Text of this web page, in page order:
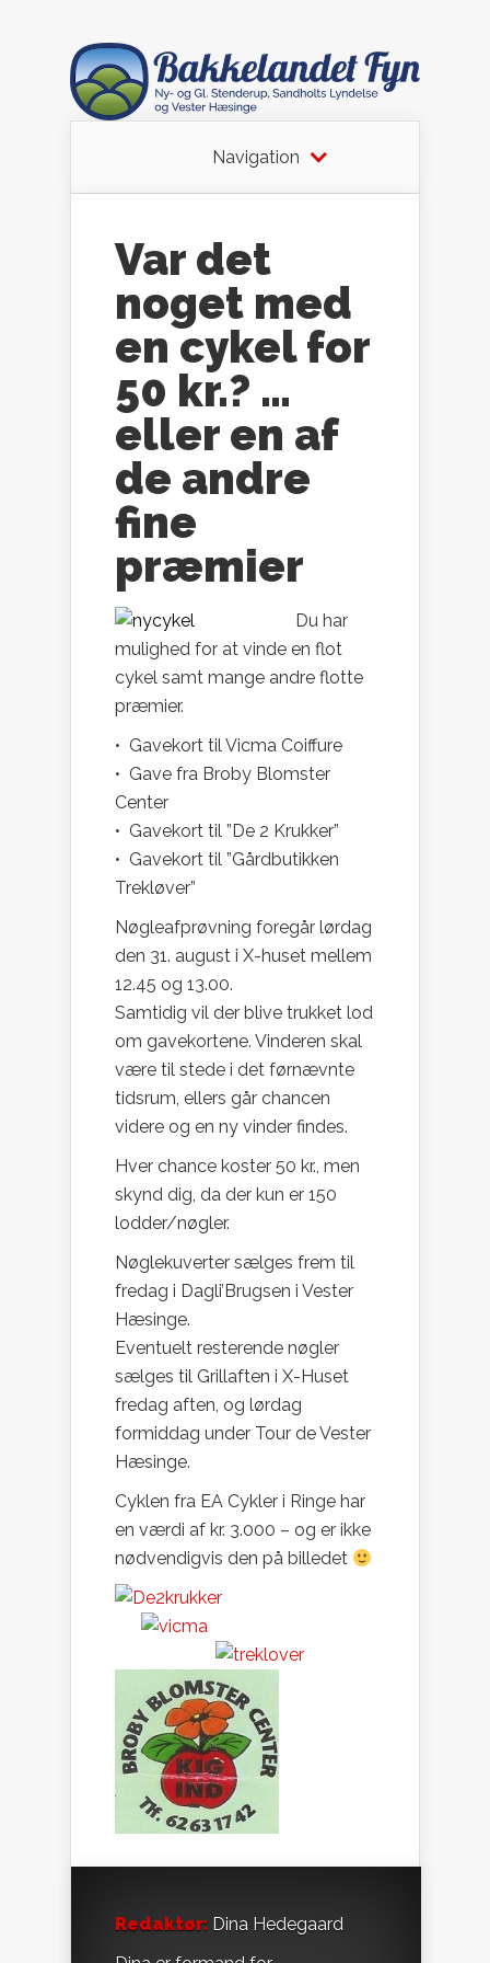
Navigation
Var det
noget med
en cykel for
50 kr.? …
eller en af
de andre
fine
præmier
Du har
mulighed for at vinde en flot
cykel samt mange andre flotte
præmier.
• Gavekort til Vicma Coiffure
• Gave fra Broby Blomster
Center
• Gavekort til ”De 2 Krukker”
• Gavekort til ”Gårdbutikken
Trekløver”
Nøgleafprøvning foregår lørdag
den 31. august i X-huset mellem
12.45 og 13.00.
Samtidig vil der blive trukket lod
om gavekortene. Vinderen skal
være til stede i det førnævnte
tidsrum, ellers går chancen
videre og en ny vinder findes.
Hver chance koster 50 kr., men
skynd dig, da der kun er 150
lodder/nøgler.
Nøglekuverter sælges frem til
fredag i Dagli’Brugsen i Vester
Hæsinge.
Eventuelt resterende nøgler
sælges til Grillaften i X-Huset
fredag aften, og lørdag
formiddag under Tour de Vester
Hæsinge.
Cyklen fra EA Cykler i Ringe har
en værdi af kr. 3.000 – og er ikke
nødvendigvis den på billedet
Redaktør: Dina Hedegaard